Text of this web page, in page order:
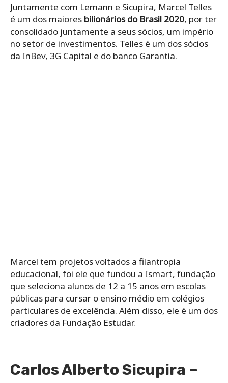
Juntamente com Lemann e Sicupira, Marcel Telles
é um dos maiores bilionários do Brasil 2020, por ter
consolidado juntamente a seus sócios, um império
no setor de investimentos. Telles é um dos sócios
da InBev, 3G Capital e do banco Garantia.
Marcel tem projetos voltados a filantropia
educacional, foi ele que fundou a Ismart, fundação
que seleciona alunos de 12 a 15 anos em escolas
públicas para cursar o ensino médio em colégios
particulares de excelência. Além disso, ele é um dos
criadores da Fundação Estudar.
Carlos Alberto Sicupira –